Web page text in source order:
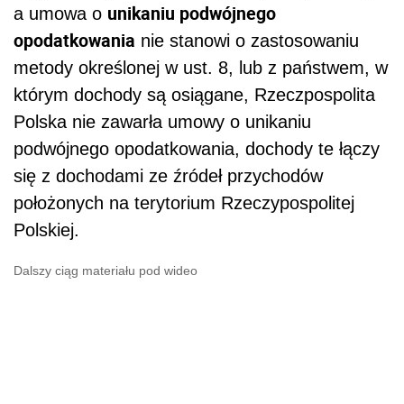
a umowa o unikaniu podwójnego
opodatkowania nie stanowi o zastosowaniu
metody określonej w ust. 8, lub z państwem, w
którym dochody są osiągane, Rzeczpospolita
Polska nie zawarła umowy o unikaniu
podwójnego opodatkowania, dochody te łączy
się z dochodami ze źródeł przychodów
położonych na terytorium Rzeczypospolitej
Polskiej.
Dalszy ciąg materiału pod wideo